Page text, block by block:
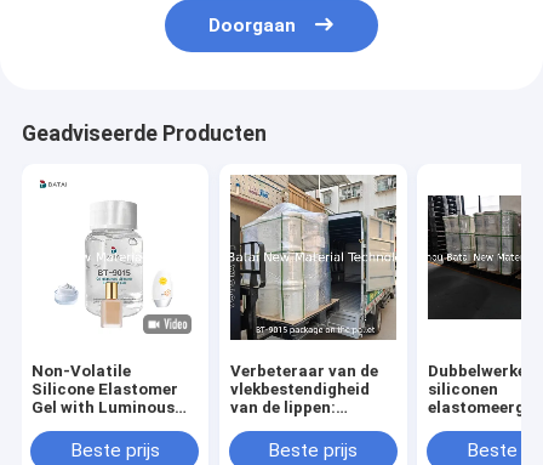
Doorgaan
Geadviseerde Producten
Non-Volatile
Silicone Elastomer
Gel with Luminous
Touch for Anti-
Beste prijs
Verbeteraar van de
vlekbestendigheid
van de lippen:
elastomeergel voor
Beste prijs
siliconen
elastomeergel:
Beste